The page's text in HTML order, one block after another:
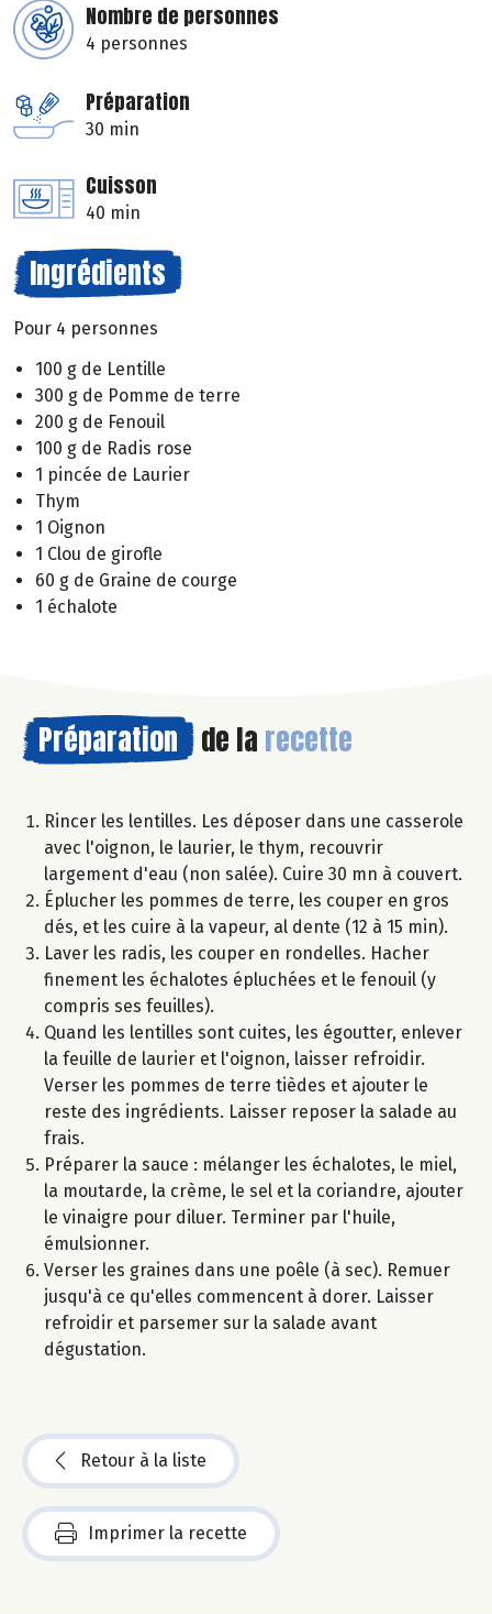
Nombre de personnes
4 personnes
Préparation
30 min
Cuisson
40 min
Ingrédients
Pour 4 personnes
100 g de Lentille
300 g de Pomme de terre
200 g de Fenouil
100 g de Radis rose
1 pincée de Laurier
Thym
1 Oignon
1 Clou de girofle
60 g de Graine de courge
1 échalote
Préparation de la recette
Rincer les lentilles. Les déposer dans une casserole
avec l'oignon, le laurier, le thym, recouvrir
largement d'eau (non salée). Cuire 30 mn à couvert.
Éplucher les pommes de terre, les couper en gros
dés, et les cuire à la vapeur, al dente (12 à 15 min).
Laver les radis, les couper en rondelles. Hacher
finement les échalotes épluchées et le fenouil (y
compris ses feuilles).
Quand les lentilles sont cuites, les égoutter, enlever
la feuille de laurier et l'oignon, laisser refroidir.
Verser les pommes de terre tièdes et ajouter le
reste des ingrédients. Laisser reposer la salade au
frais.
Préparer la sauce : mélanger les échalotes, le miel,
la moutarde, la crème, le sel et la coriandre, ajouter
le vinaigre pour diluer. Terminer par l'huile,
émulsionner.
Verser les graines dans une poêle (à sec). Remuer
jusqu'à ce qu'elles commencent à dorer. Laisser
refroidir et parsemer sur la salade avant
dégustation.
Retour à la liste
Imprimer la recette